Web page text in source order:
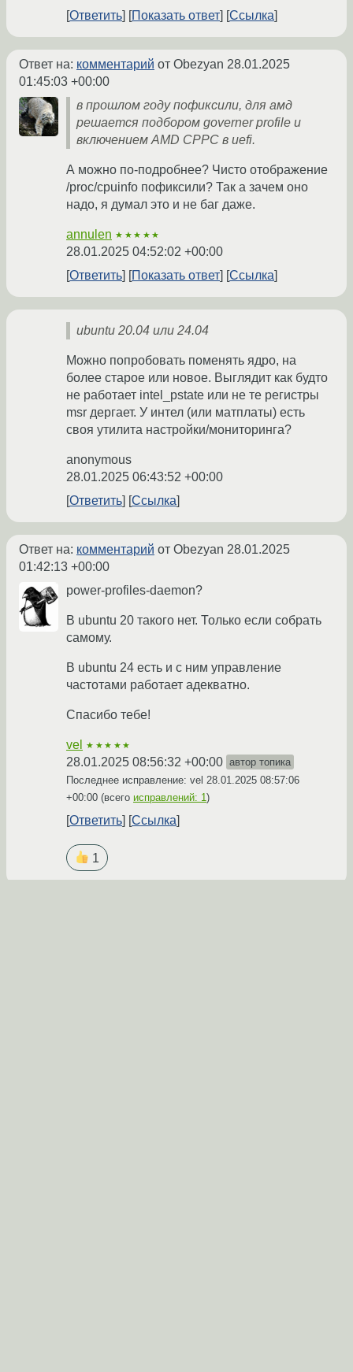
Ответить
Показать ответ Ссылка
Ответ на: комментарий от Obezyan 28.01.2025
01:45:03 +00:00
в прошлом году пофиксили, для амд
решается подбором governer profile и
включением AMD CPPC в uefi.
А можно по-подробнее? Чисто отображение
/proc/cpuinfo пофиксили? Так а зачем оно
надо, я думал это и не баг даже.
annulen ★★★★★
28.01.2025 04:52:02 +00:00
Ответить
Показать ответ Ссылка
ubuntu 20.04 или 24.04
Можно попробовать поменять ядро, на
более старое или новое. Выглядит как будто
не работает intel_pstate или не те регистры
msr дергает. У интел (или матплаты) есть
своя утилита настройки/мониторинга?
anonymous
28.01.2025 06:43:52 +00:00
Ответить
Ссылка
Ответ на: комментарий от Obezyan 28.01.2025
01:42:13 +00:00
power-profiles-daemon?
В ubuntu 20 такого нет. Только если собрать
самому.
В ubuntu 24 есть и с ним управление
частотами работает адекватно.
Спасибо тебе!
vel ★★★★★
28.01.2025 08:56:32 +00:00 автор топика
Последнее исправление: vel 28.01.2025 08:57:06
+00:00 (всего исправлений: 1)
Ответить Ссылка
1